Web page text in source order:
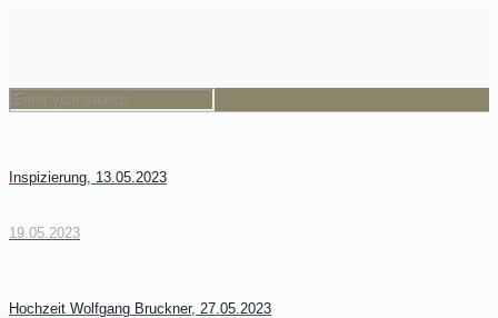
Inspizierung, 13.05.2023
19.05.2023
Hochzeit Wolfgang Bruckner, 27.05.2023